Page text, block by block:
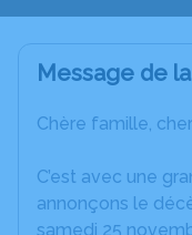
Message de
Chère famille,
C’est avec une
annonçons le
samedi 25